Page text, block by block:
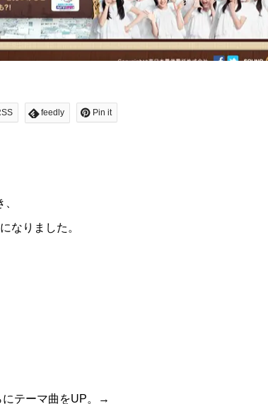
feedly Pin it
なりました。
テーマ曲をUP。→